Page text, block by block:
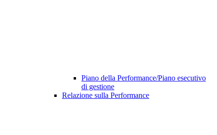
Piano della Performance/Piano esecutivo
di gestione
Relazione sulla Performance